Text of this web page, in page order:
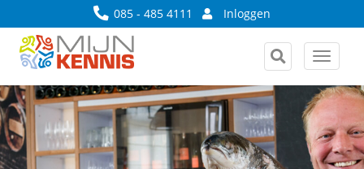
085 - 485 4111 Inloggen
Toggle